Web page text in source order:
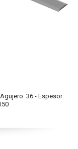
36 - Espesor: